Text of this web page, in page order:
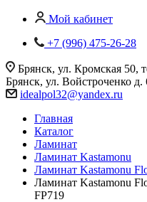
Мой кабинет
+7 (996) 475-26-28
Брянск, ул. Кромская 50,
Брянск, ул. Войстроченко д.
idealpol32@yandex.ru
Главная
Каталог
Ламинат
Ламинат Kastamonu
Ламинат Kastamonu
Ламинат Kastamonu
FP719